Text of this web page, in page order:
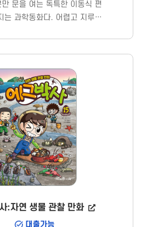
문을 여는 독특한 이동식 편
는 과학동화다. 어렵고 지루하
을 뗄 수 없는 유쾌 달콤 동화
담았다.
:자연 생물 관찰 만화
대출가능